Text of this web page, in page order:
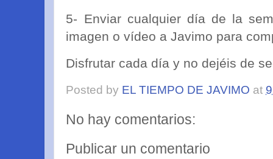
5- Enviar cualquier día de la
imagen o vídeo a Javimo para
Disfrutar cada día y no dejéis de
Posted by EL TIEMPO DE JAVIMO at
No hay comentarios:
Publicar un comentario